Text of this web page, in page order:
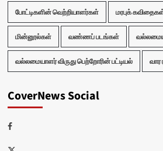
போட்டிகளின் வெற்றியாளர்கள் மரபுக்
மின்னூல்கள் வண்ணப் படங்கள்
வல்லமையாளர் விருது பெற்றோரின் பட்டியல் வார
CoverNews Social
Facebook
Twitter